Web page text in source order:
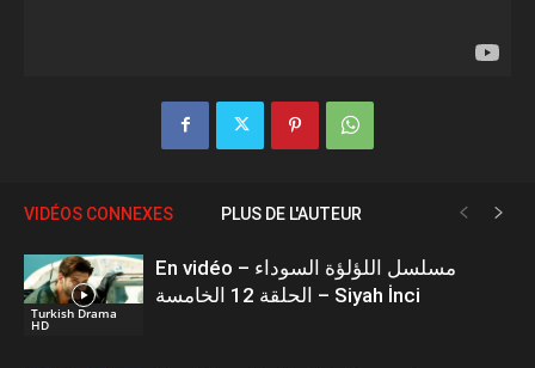
VIDÉOS CONNEXES PLUS DE L'AUTEUR
Turkish Drama
HD
En vidéo – مسلسل اللؤلؤة السوداء
الحلقة 12 الخامسة – Siyah İnci